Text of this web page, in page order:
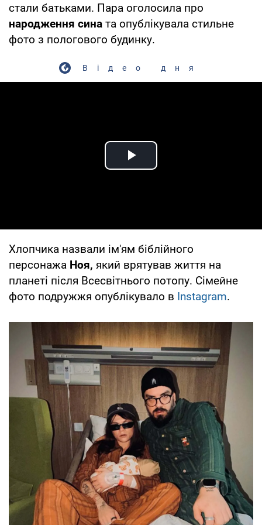
стали батьками. Пара оголосила про
народження сина та опублікувала стильне
фото з пологового будинку.
Відео дня
Play Video
Хлопчика назвали ім'ям біблійного
персонажа Ноя, який врятував життя на
планеті після Всесвітнього потопу. Сімейне
фото подружжя опублікувало в Instagram.